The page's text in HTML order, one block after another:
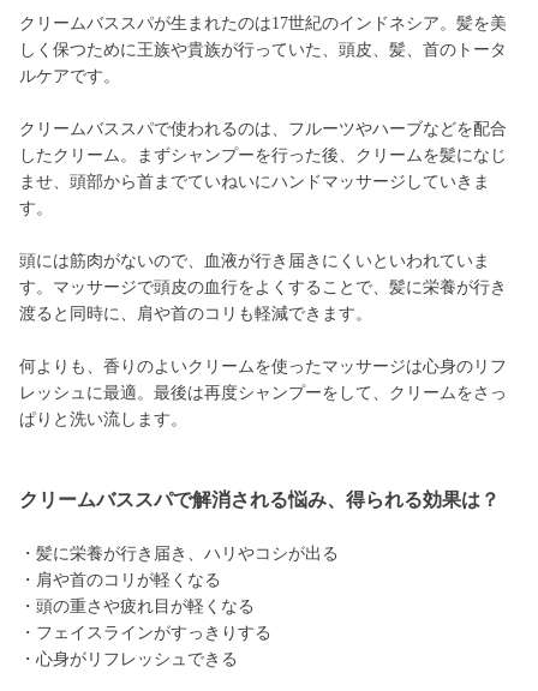
クリームバススパが生まれたのは17世紀のインドネシア。髪を美
しく保つために王族や貴族が行っていた、頭皮、髪、首のトータ
ルケアです。
クリームバススパで使われるのは、フルーツやハーブなどを配合
したクリーム。まずシャンプーを行った後、クリームを髪になじ
ませ、頭部から首までていねいにハンドマッサージしていきま
す。
頭には筋肉がないので、血液が行き届きにくいといわれていま
す。マッサージで頭皮の血行をよくすることで、髪に栄養が行き
渡ると同時に、肩や首のコリも軽減できます。
何よりも、香りのよいクリームを使ったマッサージは心身のリフ
レッシュに最適。最後は再度シャンプーをして、クリームをさっ
ぱりと洗い流します。
クリームバススパで解消される悩み、得られる効果は？
・髪に栄養が行き届き、ハリやコシが出る
・肩や首のコリが軽くなる
・頭の重さや疲れ目が軽くなる
・フェイスラインがすっきりする
・心身がリフレッシュできる